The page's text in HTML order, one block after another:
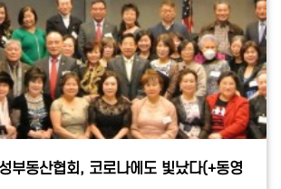
부동산협회, 코로나에도 빛났다(+동영